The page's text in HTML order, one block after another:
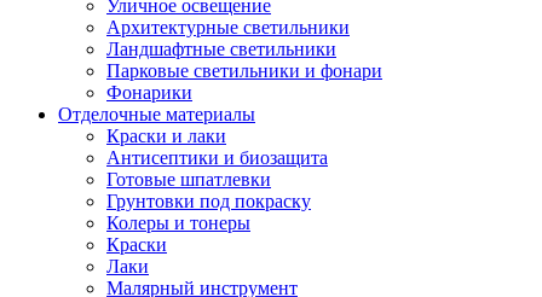
Уличное освещение
Архитектурные светильники
Ландшафтные светильники
Парковые светильники и фонари
Фонарики
Отделочные материалы
Краски и лаки
Антисептики и биозащита
Готовые шпатлевки
Грунтовки под покраску
Колеры и тонеры
Краски
Лаки
Малярный инструмент